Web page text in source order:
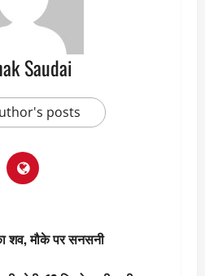
Saudai
posts
शव, मौके पर सनसनी